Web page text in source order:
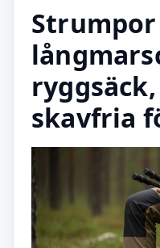
skavfria